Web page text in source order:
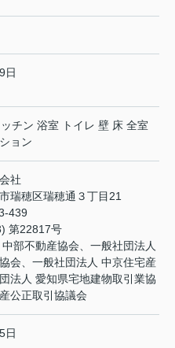
日
チン 浴室 トイレ 壁 床 全室
ョン
社
瑞穂区瑞穂通３丁目21
439
第22817号
部不動産協会、一般社団法人
会、一般社団法人 中京住宅産
法人 愛知県宅地建物取引業協
公正取引協議会
日